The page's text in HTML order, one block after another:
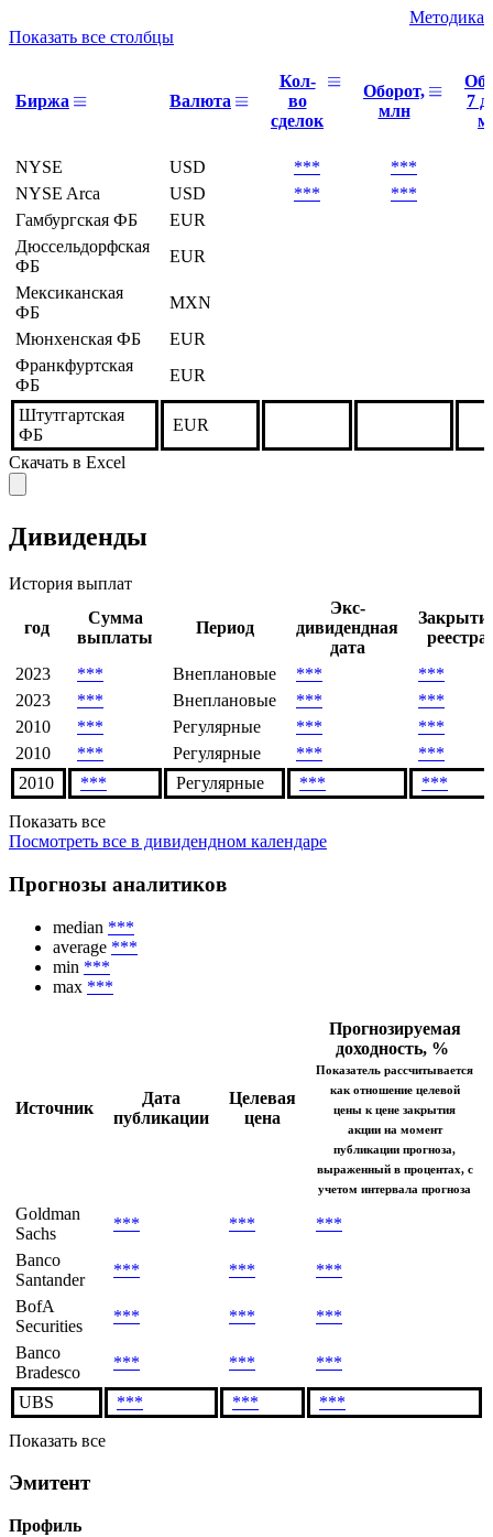
Методика
Показать все столбцы
Биржа Валюта
Кол-
во
сделок
Оборот,
млн
7
NYSE USD *** ***
NYSE Arca
USD *** ***
Гамбургская ФБ
EUR
Дюссельдорфская
ФБ
EUR
Мексиканская
ФБ
MXN
Мюнхенская ФБ
EUR
Франкфуртская
ФБ
EUR
Штутгартская
ФБ
EUR
Скачать в Excel
Дивиденды
История выплат
год
Сумма
выплаты
Период
Экс-
дивидендная
дата
реестра
2023
*** Внеплановые ***
***
2023
*** Внеплановые ***
***
2010
*** Регулярные ***
***
2010
*** Регулярные ***
***
2010
*** Регулярные *** ***
Показать все
Посмотреть все в дивидендном календаре
Прогнозы аналитиков
median ***
average ***
min ***
max ***
Источник
Дата
публикации
Целевая
цена
Прогнозируемая
доходность, %
Показатель рассчитывается
как отношение целевой
цены к цене закрытия
акции на момент
публикации прогноза,
выраженный в процентах, с
учетом интервала прогноза
Goldman
Sachs
*** ***
***
Banco
Santander
*** ***
***
BofA
Securities
*** ***
***
Banco
Bradesco
*** *** ***
UBS *** *** ***
Показать все
Эмитент
Профиль